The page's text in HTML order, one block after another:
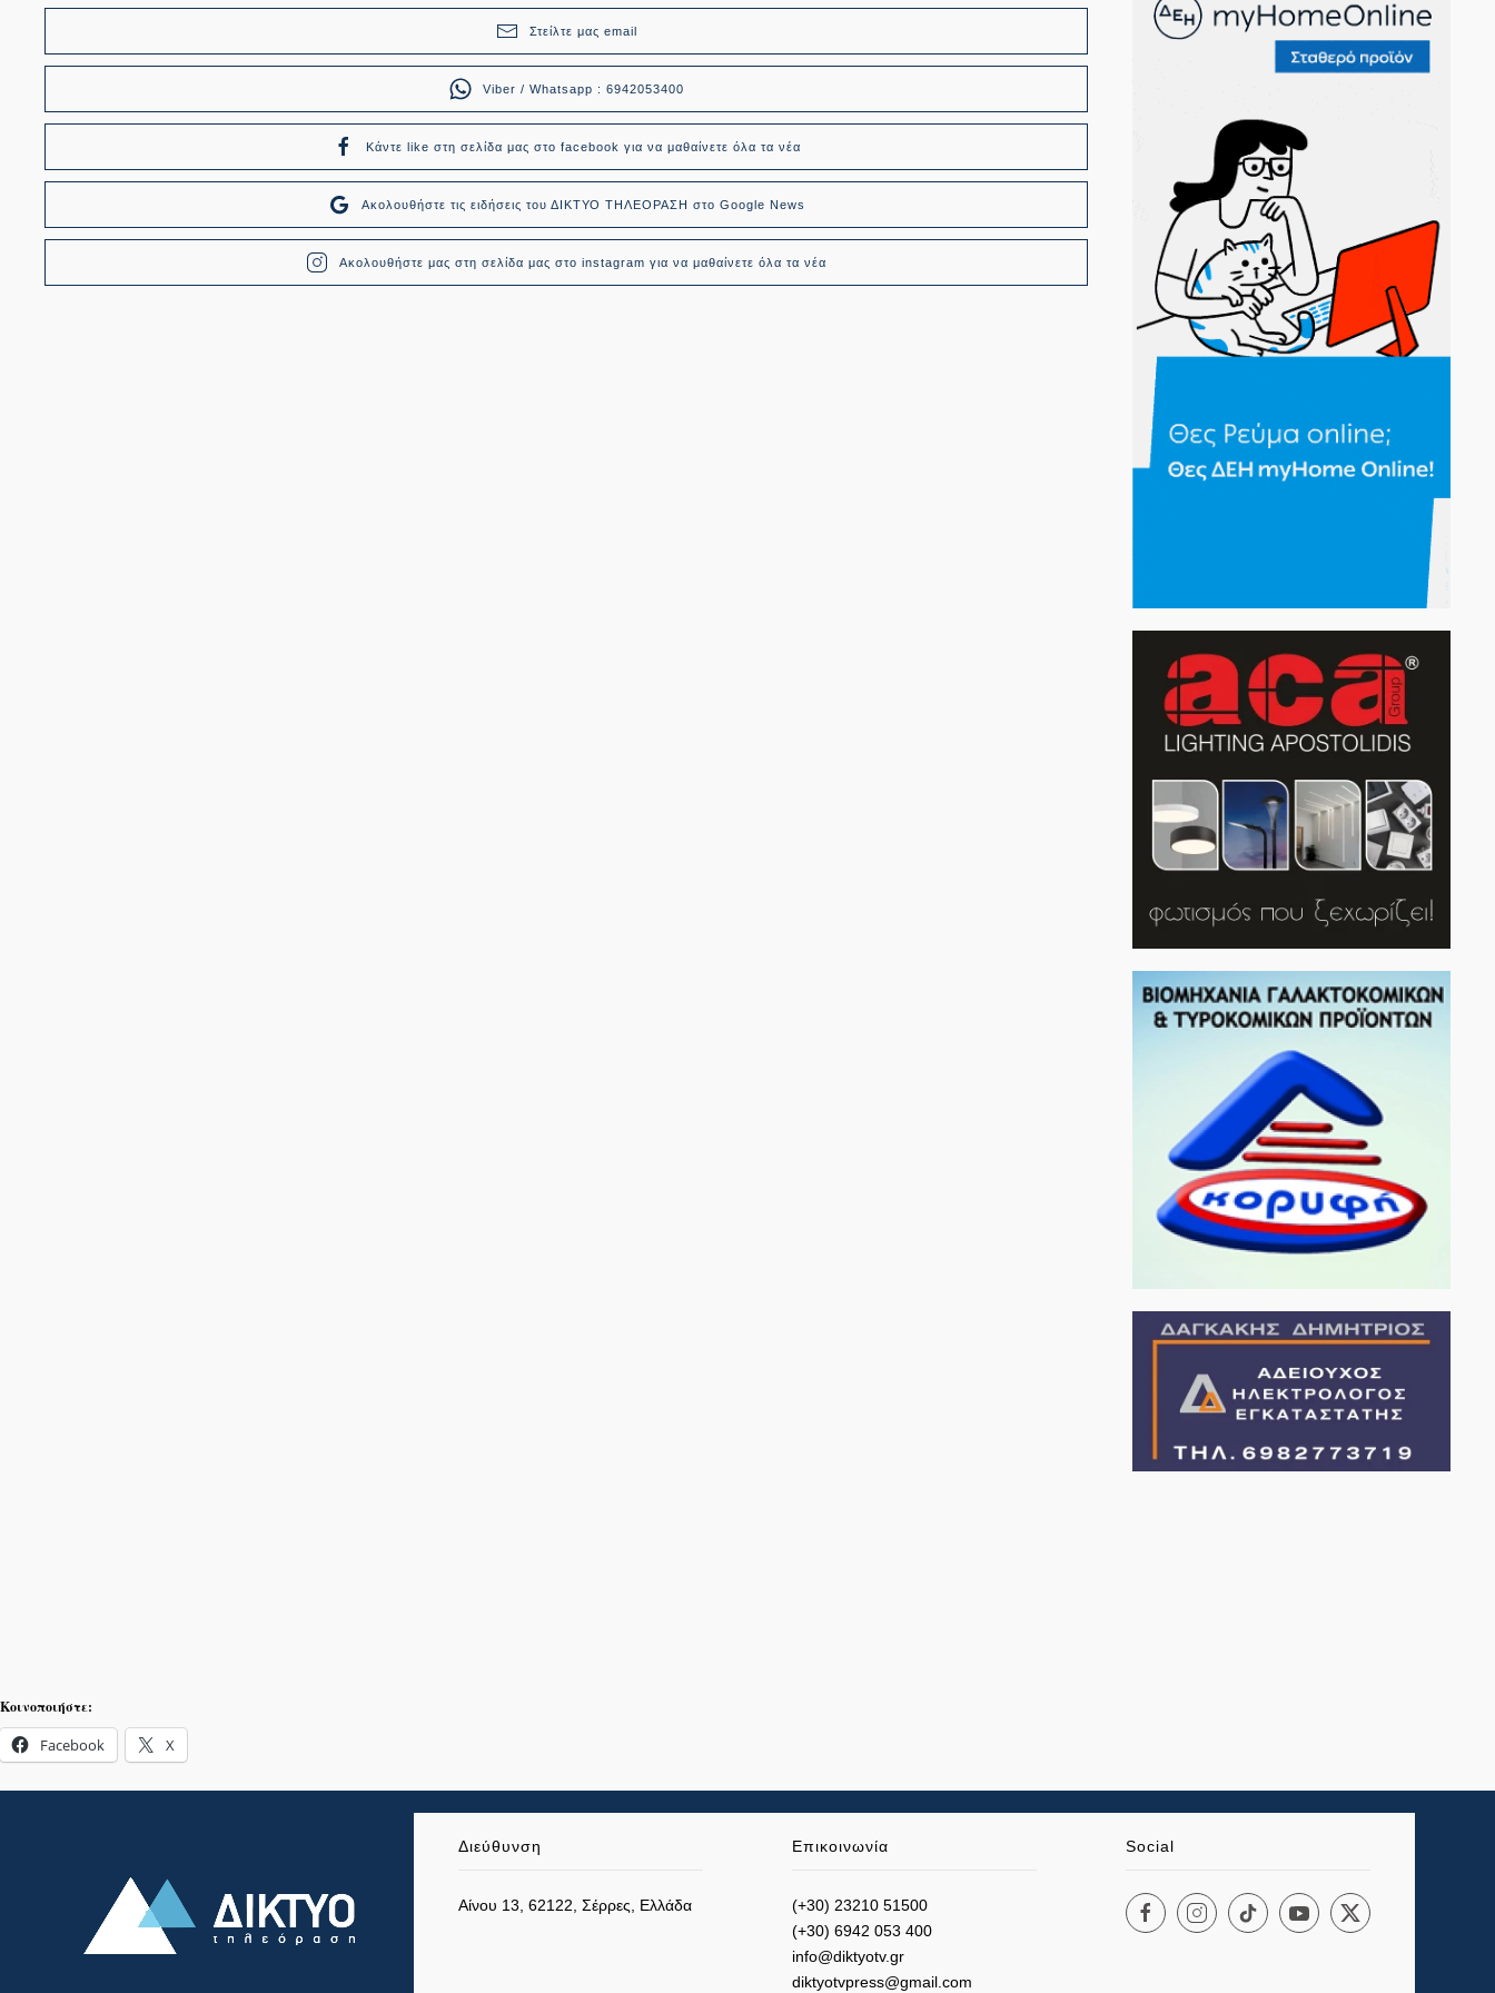
Στείλτε μας email
Viber / Whatsapp : 6942053400
Κάντε like στη σελίδα μας στο facebook για να μαθαίνετε όλα τα νέα
Ακολουθήστε τις ειδήσεις του ΔΙΚΤΥΟ ΤΗΛΕΟΡΑΣΗ στο Google News
Ακολουθήστε μας στη σελίδα μας στο instagram για να μαθαίνετε όλα τα νέα
Κοινοποιήστε:
Facebook X
Διεύθυνση
Αίνου 13, 62122, Σέρρες, Ελλάδα
Επικοινωνία
(+30) 23210 51500
(+30) 6942 053 400
info@diktyotv.gr
diktyotvpress@gmail.com
Social